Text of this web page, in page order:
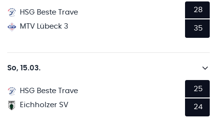
HSG Beste Trave
MTV Lübeck 3
28
35
So, 15.03.
HSG Beste Trave
Eichholzer SV
25
24